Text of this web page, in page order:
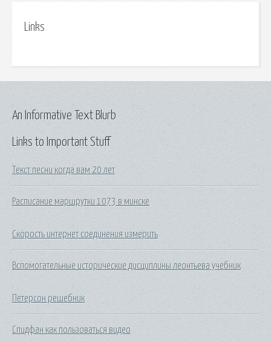
Links
Links to Important Stuff
Текст песни когда вам 20 лет
Расписание маршрутки 1073 в минске
Скорость интернет соединения измерить
Вспомогательные исторические дисциплины леонтьева учебник
Петерсон решебник
Спидфан как пользоваться видео
An Informative Text Blurb